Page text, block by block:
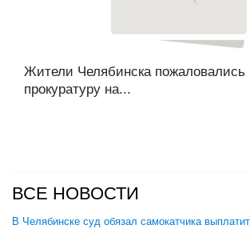
Жители Челябинска пожаловались
прокуратуру на...
ВСЕ НОВОСТИ
В Челябинске суд обязал самокатчика